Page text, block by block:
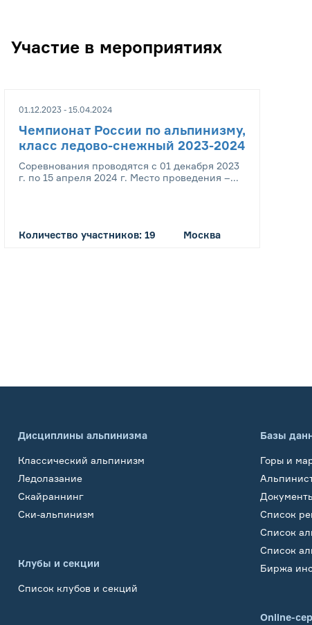
Участие в мероприятиях
01.12.2023 - 15.04.2024
Чемпионат России по альпинизму,
класс ледово-снежный 2023-2024
Соревнования проводятся с 01 декабря 2023
г. по 15 апреля 2024 г. Место проведения –...
Количество участников: 19 Москва
Дисциплины альпинизма
Классический альпинизм
Ледолазание
Скайраннинг
Ски-альпинизм
Клубы и секции
Список клубов и секций
Базы
Горы и
Список
Список
Список
Биржа
Online-